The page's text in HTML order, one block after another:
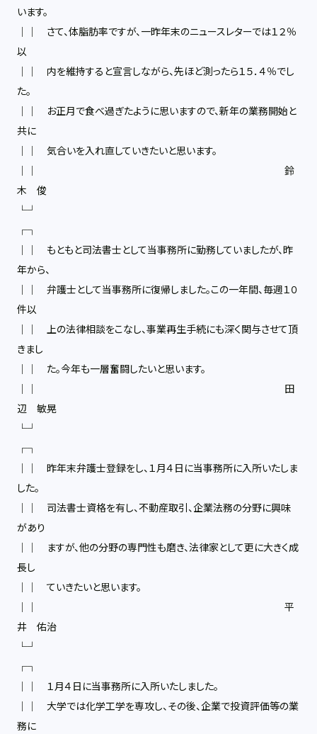
います。
││ さて、体脂肪率ですが、一昨年末のニュースレターでは１２％
以
││ 内を維持すると宣言しながら、先ほど測ったら１５．４％でし
た。
││ お正月で食べ過ぎたように思いますので、新年の業務開始と
共に
││ 気合いを入れ直していきたいと思います。
││ 鈴
木 俊
└┘
┌┐
││ もともと司法書士として当事務所に勤務していましたが、昨
年から、
││ 弁護士として当事務所に復帰しました。この一年間、毎週１０
件以
││ 上の法律相談をこなし、事業再生手続にも深く関与させて頂
きまし
││ た。今年も一層奮闘したいと思います。
││ 田
辺 敏晃
└┘
┌┐
││ 昨年末弁護士登録をし、１月４日に当事務所に入所いたしま
した。
││ 司法書士資格を有し、不動産取引、企業法務の分野に興味
があり
││ ますが、他の分野の専門性も磨き、法律家として更に大きく成
長し
││ ていきたいと思います。
││ 平
井 佑治
└┘
┌┐
││ １月４日に当事務所に入所いたしました。
││ 大学では化学工学を専攻し、その後、企業で投資評価等の業
務に